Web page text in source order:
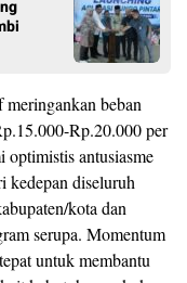
beban
Rp.20.000 per
optimistis antusiasme
kedepan diseluruh
kota dan
serupa. Momentum
untuk membantu